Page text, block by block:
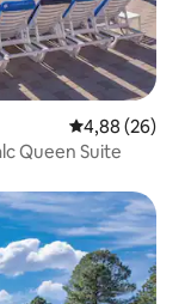
Średnia
4,88 (26)
Queen Suite